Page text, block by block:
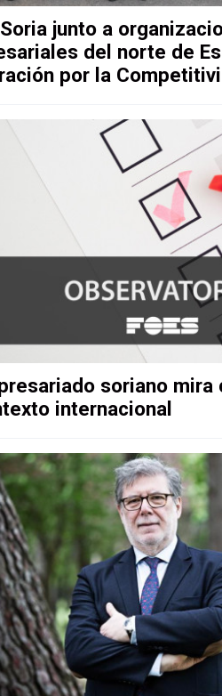
Soria junto a
del norte de
por la
soriano mira
internacional